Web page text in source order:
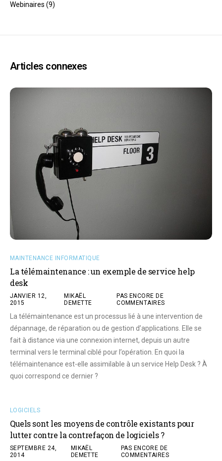
Webinaires (9)
Articles connexes
MAINTENANCE INFORMATIQUE
La télémaintenance : un exemple de service help
desk
JANVIER 12,
2015
MIKAËL
DEMETTE
PAS ENCORE DE
COMMENTAIRES
La télémaintenance est un processus lié à une intervention de
dépannage, de réparation ou de gestion d’applications. Elle se
fait à distance via une connexion internet, depuis un autre
terminal vers le terminal ciblé pour l’opération. En quoi la
télémaintenance est-elle assimilable à un service Help Desk ? À
quoi correspond ce dernier ?
LOGICIELS
Quels sont les moyens de contrôle existants pour
lutter contre la contrefaçon de logiciels ?
SEPTEMBRE 24,
2014
MIKAËL
DEMETTE
PAS ENCORE DE
COMMENTAIRES